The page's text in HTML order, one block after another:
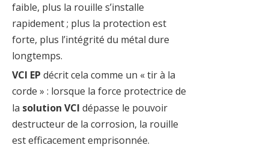
faible, plus la rouille s’installe
rapidement ; plus la protection est
forte, plus l’intégrité du métal dure
longtemps.
VCI EP décrit cela comme un « tir à la
corde » : lorsque la force protectrice de
la solution VCI dépasse le pouvoir
destructeur de la corrosion, la rouille
est efficacement emprisonnée.